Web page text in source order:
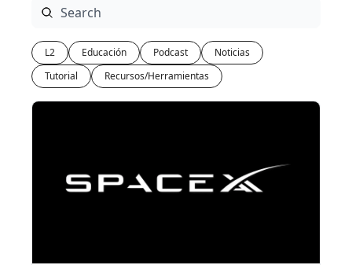
L2 Educación Podcast
Noticias
Tutorial
Recursos/Herramientas